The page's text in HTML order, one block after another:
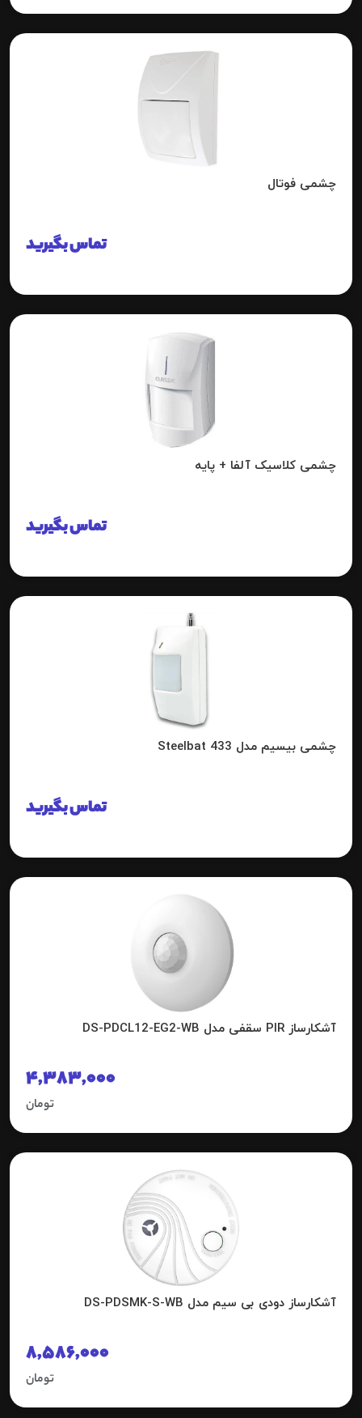
چشمی فوتال
تماس بگیرید
چشمی کلاسیک آلفا + پایه
تماس بگیرید
چشمی بیسیم مدل 433 Steelbat
تماس بگیرید
آشکارساز PIR سقفی مدل DS-PDCL12-EG2-WB
4,383,000
تومان
آشکارساز دودی بی سیم مدل DS-PDSMK-S-WB
8,586,000
تومان